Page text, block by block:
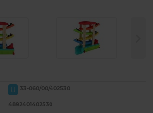
U 33-060/00/402530
4892401402530